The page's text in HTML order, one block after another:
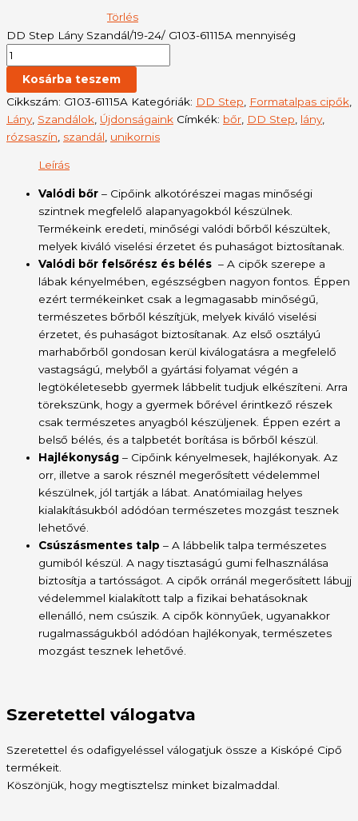
Törlés
DD Step Lány Szandál/19-24/ G103-61115A mennyiség
Kosárba teszem
Cikkszám: G103-61115A Kategóriák: DD Step Formatalpas cipők
Lány, Szandálok Újdonságaink Címkék: bőr DD Step lány,
rózsaszín szandál unikornis
Leírás
Valódi bőr – Cipőink alkotórészei magas minőségi
szintnek megfelelő alapanyagokból készülnek.
Termékeink eredeti, minőségi valódi bőrből készültek,
melyek kiváló viselési érzetet és puhaságot biztosítanak.
Valódi bőr felsőrész és bélés – A cipők szerepe a
lábak kényelmében, egészségben nagyon fontos. Éppen
ezért termékeinket csak a legmagasabb minőségű,
természetes bőrből készítjük, melyek kiváló viselési
érzetet, és puhaságot biztosítanak. Az első osztályú
marhabőrből gondosan kerül kiválogatásra a megfelelő
vastagságú, melyből a gyártási folyamat végén a
legtökéletesebb gyermek lábbelit tudjuk elkészíteni. Arra
törekszünk, hogy a gyermek bőrével érintkező részek
csak természetes anyagból készüljenek. Éppen ezért a
belső bélés, és a talpbetét borítása is bőrből készül.
Hajlékonyság – Cipőink kényelmesek, hajlékonyak. Az
orr, illetve a sarok résznél megerősített védelemmel
készülnek, jól tartják a lábat. Anatómiailag helyes
kialakításukból adódóan természetes mozgást tesznek
lehetővé.
Csúszásmentes talp – A lábbelik talpa természetes
gumiból készül. A nagy tisztaságú gumi felhasználása
biztosítja a tartósságot. A cipők orránál megerősített lábujj
védelemmel kialakított talp a fizikai behatásoknak
ellenálló, nem csúszik. A cipők könnyűek, ugyanakkor
rugalmasságukból adódóan hajlékonyak, természetes
mozgást tesznek lehetővé.
Szeretettel válogatva
Szeretettel és odafigyeléssel válogatjuk össze a Kiskópé Cipő
termékeit.
Köszönjük, hogy megtisztelsz minket bizalmaddal.